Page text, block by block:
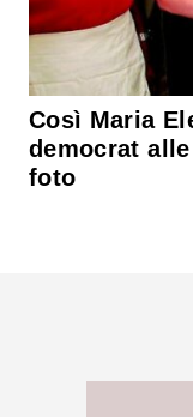
Così Maria
democrat
foto